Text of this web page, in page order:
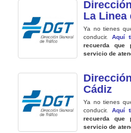
La Linea
Ya no tienes
conducir. Aquí
recuerda que
servicio de
Cádiz
Ya no tienes
conducir. Aquí
recuerda que
servicio de